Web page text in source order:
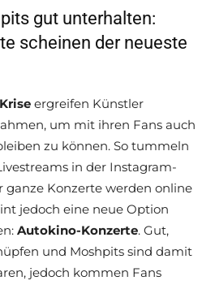
gut unterhalten:
scheinen der neueste
ergreifen Künstler
um mit ihren Fans auch
zu können. So tummeln
in der Instagram-
ganze Konzerte werden online
jedoch eine neue Option
Autokino-Konzerte. Gut,
und Moshpits sind damit
jedoch kommen Fans